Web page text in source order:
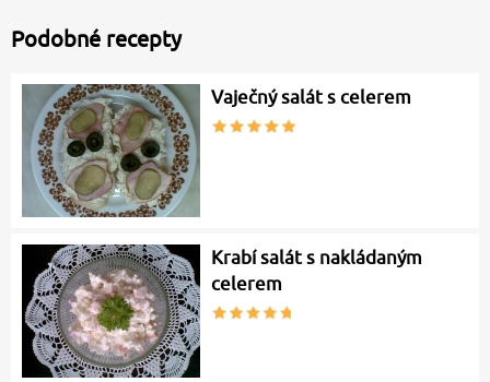
Podobné recepty
Vaječný salát s celerem
Krabí salát s nakládaným
celerem